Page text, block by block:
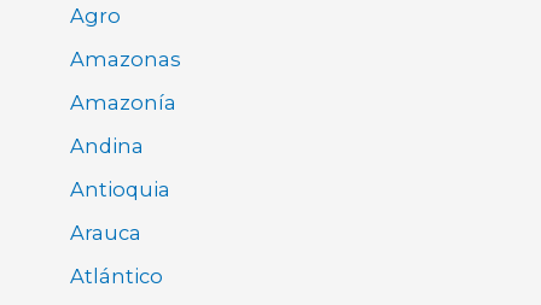
Agro
Amazonas
Amazonía
Andina
Antioquia
Arauca
Atlántico